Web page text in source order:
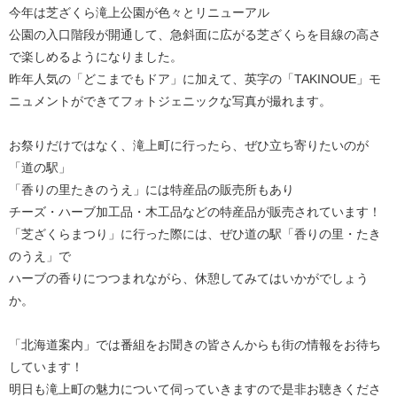
今年は芝ざくら滝上公園が色々とリニューアル
公園の入口階段が開通して、急斜面に広がる芝ざくらを目線の高さ
で楽しめるようになりました。
昨年人気の「どこまでもドア」に加えて、英字の「TAKINOUE」モ
ニュメントができてフォトジェニックな写真が撮れます。
お祭りだけではなく、滝上町に行ったら、ぜひ立ち寄りたいのが
「道の駅」
「香りの里たきのうえ」には特産品の販売所もあり
チーズ・ハーブ加工品・木工品などの特産品が販売されています！
「芝ざくらまつり」に行った際には、ぜひ道の駅「香りの里・たき
のうえ」で
ハーブの香りにつつまれながら、休憩してみてはいかがでしょう
か。
「北海道案内」では番組をお聞きの皆さんからも街の情報をお待ち
しています！
明日も滝上町の魅力について伺っていきますので是非お聴きくださ